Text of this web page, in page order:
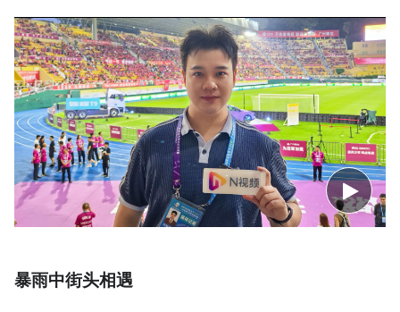
暴雨中街头相遇